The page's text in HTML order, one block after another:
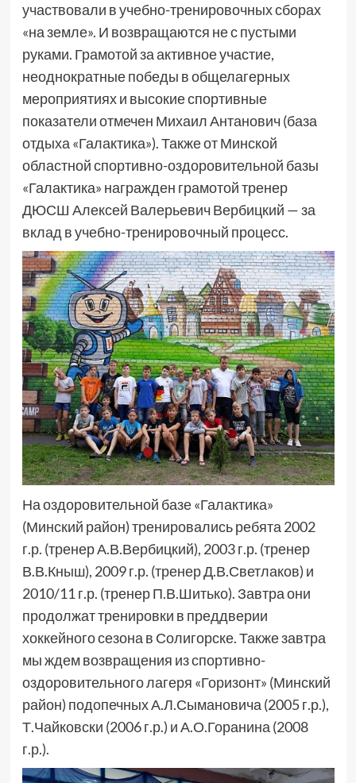
участвовали в учебно-тренировочных сборах
«на земле». И возвращаются не с пустыми
руками. Грамотой за активное участие,
неоднократные победы в общелагерных
мероприятиях и высокие спортивные
показатели отмечен Михаил Антанович (база
отдыха «Галактика»). Также от Минской
областной спортивно-оздоровительной базы
«Галактика» награжден грамотой тренер
ДЮСШ Алексей Валерьевич Вербицкий — за
вклад в учебно-тренировочный процесс.
На оздоровительной базе «Галактика»
(Минский район) тренировались ребята 2002
г.р. (тренер А.В.Вербицкий), 2003 г.р. (тренер
В.В.Кныш), 2009 г.р. (тренер Д.В.Светлаков) и
2010/11 г.р. (тренер П.В.Шитько). Завтра они
продолжат тренировки в преддверии
хоккейного сезона в Солигорске. Также завтра
мы ждем возвращения из спортивно-
оздоровительного лагеря «Горизонт» (Минский
район) подопечных А.Л.Сымановича (2005 г.р.),
Т.Чайковски (2006 г.р.) и А.О.Горанина (2008
г.р.).